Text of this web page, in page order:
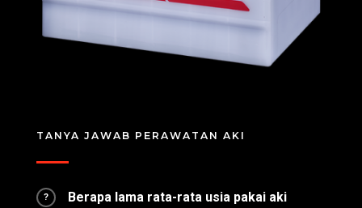
TANYA JAWAB PERAWATAN AKI
?
Berapa lama rata-rata usia pakai aki